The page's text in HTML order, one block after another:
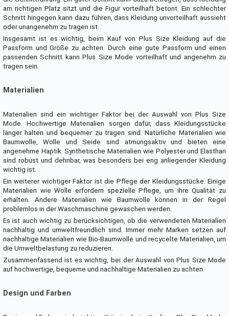
am richtigen Platz sitzt und die Figur vorteilhaft betont. Ein schlechter
Schnitt hingegen kann dazu führen, dass Kleidung unvorteilhaft aussieht
oder unangenehm zu tragen ist.
Insgesamt ist es wichtig, beim Kauf von Plus Size Kleidung auf die
Passform und Größe zu achten. Durch eine gute Passform und einen
passenden Schnitt kann Plus Size Mode vorteilhaft und angenehm zu
tragen sein.
Materialien
Materialien sind ein wichtiger Faktor bei der Auswahl von Plus Size
Mode. Hochwertige Materialien sorgen dafür, dass Kleidungsstücke
länger halten und bequemer zu tragen sind. Natürliche Materialien wie
Baumwolle, Wolle und Seide sind atmungsaktiv und bieten eine
angenehme Haptik. Synthetische Materialien wie Polyester und Elasthan
sind robust und dehnbar, was besonders bei eng anliegender Kleidung
wichtig ist.
Ein weiterer wichtiger Faktor ist die Pflege der Kleidungsstücke. Einige
Materialien wie Wolle erfordern spezielle Pflege, um ihre Qualität zu
erhalten. Andere Materialien wie Baumwolle können in der Regel
problemlos in der Waschmaschine gewaschen werden.
Es ist auch wichtig zu berücksichtigen, ob die verwendeten Materialien
nachhaltig und umweltfreundlich sind. Immer mehr Marken setzen auf
nachhaltige Materialien wie Bio-Baumwolle und recycelte Materialien, um
die Umweltbelastung zu reduzieren.
Zusammenfassend ist es wichtig, bei der Auswahl von Plus Size Mode
auf hochwertige, bequeme und nachhaltige Materialien zu achten.
Design und Farben